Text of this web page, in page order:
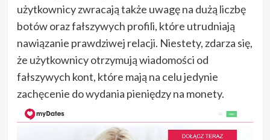
użytkownicy zwracają także uwagę na dużą liczbę
botów oraz fałszywych profili, które utrudniają
nawiązanie prawdziwej relacji. Niestety, zdarza się,
że użytkownicy otrzymują wiadomości od
fałszywych kont, które mają na celu jedynie
zachęcenie do wydania pieniędzy na monety.